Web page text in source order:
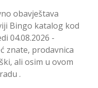
obavještava
Bingo katalog kod
04.08.2026 -
znate, prodavnica
ali osim u ovom
.